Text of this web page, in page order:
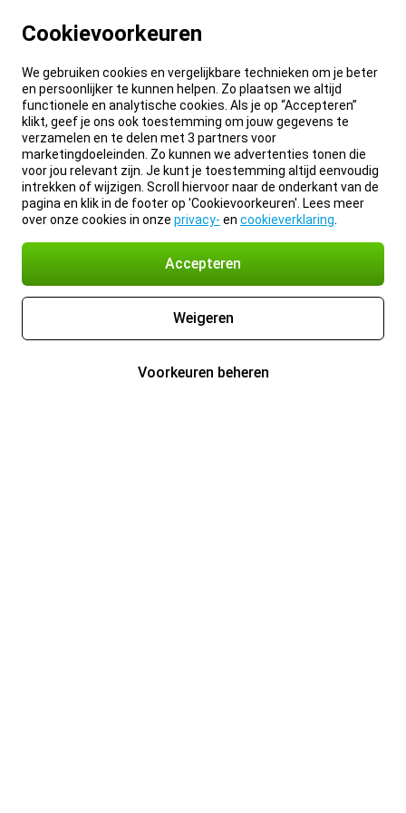
Cookievoorkeuren
We gebruiken cookies en vergelijkbare technieken om je beter
en persoonlijker te kunnen helpen. Zo plaatsen we altijd
functionele en analytische cookies. Als je op “Accepteren”
klikt, geef je ons ook toestemming om jouw gegevens te
verzamelen en te delen met 3 partners voor
marketingdoeleinden. Zo kunnen we advertenties tonen die
voor jou relevant zijn. Je kunt je toestemming altijd eenvoudig
intrekken of wijzigen. Scroll hiervoor naar de onderkant van de
pagina en klik in de footer op 'Cookievoorkeuren'. Lees meer
over onze cookies in onze privacy- en cookieverklaring
Accepteren
Weigeren
Voorkeuren beheren